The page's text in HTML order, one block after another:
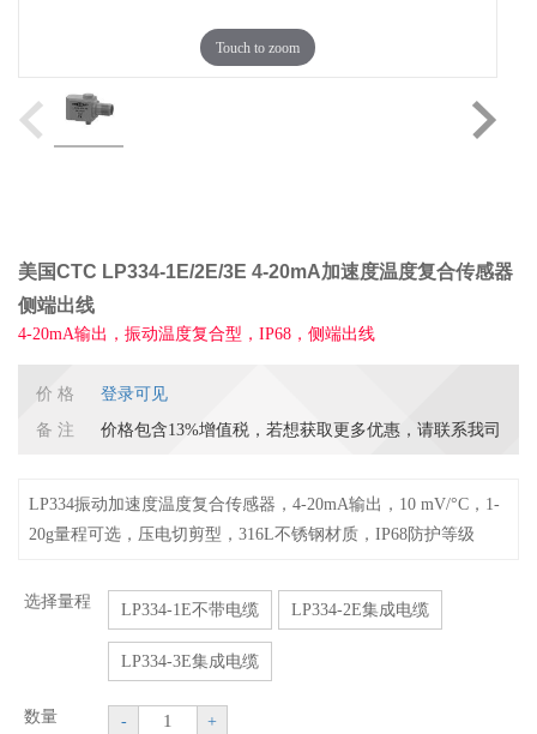
Touch to zoom
美国CTC LP334-1E/2E/3E 4-20mA加速度温度复合传感器
侧端出线
4-20mA输出，振动温度复合型，IP68，侧端出线
价 格
登录可见
备 注
价格包含13%增值税，若想获取更多优惠，请联系我司
LP334振动加速度温度复合传感器，4-20mA输出，10 mV/°C，1-
20g量程可选，压电切剪型，316L不锈钢材质，IP68防护等级
选择量程 LP334-1E不带电缆 LP334-2E集成电缆
LP334-3E集成电缆
数量 - +